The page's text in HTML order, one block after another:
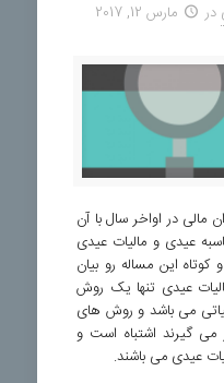
در مارس 12, 2017
مالی در اواخر سال با آن
عیدی و مالیات عیدی
این مساله رو بیان
عیدی تنها یک روش
می باشد و روش های
می گیرند اشتباه است و
عیدی می باشند.